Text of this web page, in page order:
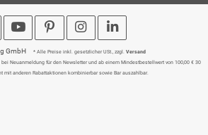
GmbH * Alle Preise inkl. gesetzlicher USt., zzgl. Versand
Neuanmeldung für den Newsletter und ab einem Mindestbestellwert von 100,00 € 30
mit anderen Rabattaktionen kombinierbar sowie Bar auszahlbar.